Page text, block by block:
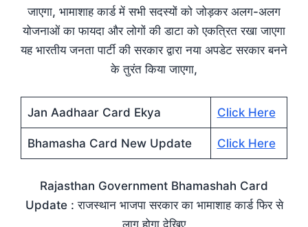
जाएगा, भामाशाह कार्ड में सभी सदस्यों को जोड़कर अलग-अलग
योजनाओं का फायदा और लोगों की डाटा को एकत्रित रखा जाएगा
यह भारतीय जनता पार्टी की सरकार द्वारा नया अपडेट सरकार बनने
के तुरंत किया जाएगा,
Jan Aadhaar Card Ekya Click Here
Bhamasha Card New Update Click Here
Rajasthan Government Bhamashah Card
Update : राजस्थान भाजपा सरकार का भामाशाह कार्ड फिर से
लागू होगा देखिए